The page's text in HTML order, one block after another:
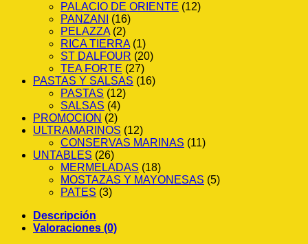
PALACIO DE ORIENTE (12)
PANZANI
(16)
PELAZZA (2)
RICA TIERRA (1)
ST DALFOUR (20)
TEA FORTE (27)
PASTAS Y SALSAS (16)
PASTAS (12)
SALSAS (4)
PROMOCION (2)
ULTRAMARINOS (12)
CONSERVAS MARINAS (11)
UNTABLES (26)
MERMELADAS (18)
MOSTAZAS Y MAYONESAS (5)
PATES (3)
Descripción
Valoraciones (0)